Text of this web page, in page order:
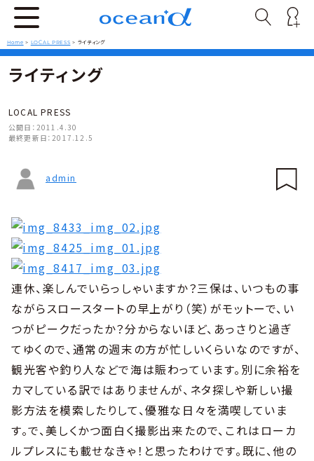
Home > LOCAL PRESS > ライティング
ライティング
LOCAL PRESS
公開日： 2011.4.30
最終更新日： 2017.12.5
admin
連休、楽しんでいらっしゃいますか？三保は、いつもの事
ながらスロースタートの早上がり（笑）がモットーで、い
つがピークだったか？分からないほど、あっさりと過ぎ
てゆくので、通常の週末の方が忙しいくらいなのですが、
観光客や釣り人などで海は賑わっています。別に余裕を
カマしている訳ではありませんが、ネタ探しや新しい撮
影方法を模索したりして、優雅な日々を満喫していま
す。で、美しくかつ面白く撮影出来たので、これはローカ
ルプレスにも載せなきゃ！と思ったわけです。既に、他の